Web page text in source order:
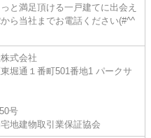
と満足頂ける一戸建てに出会え
ら当社までお電話ください(#^^
式会社
堀通１番町501番地1 パークサ
号
地建物取引業保証協会